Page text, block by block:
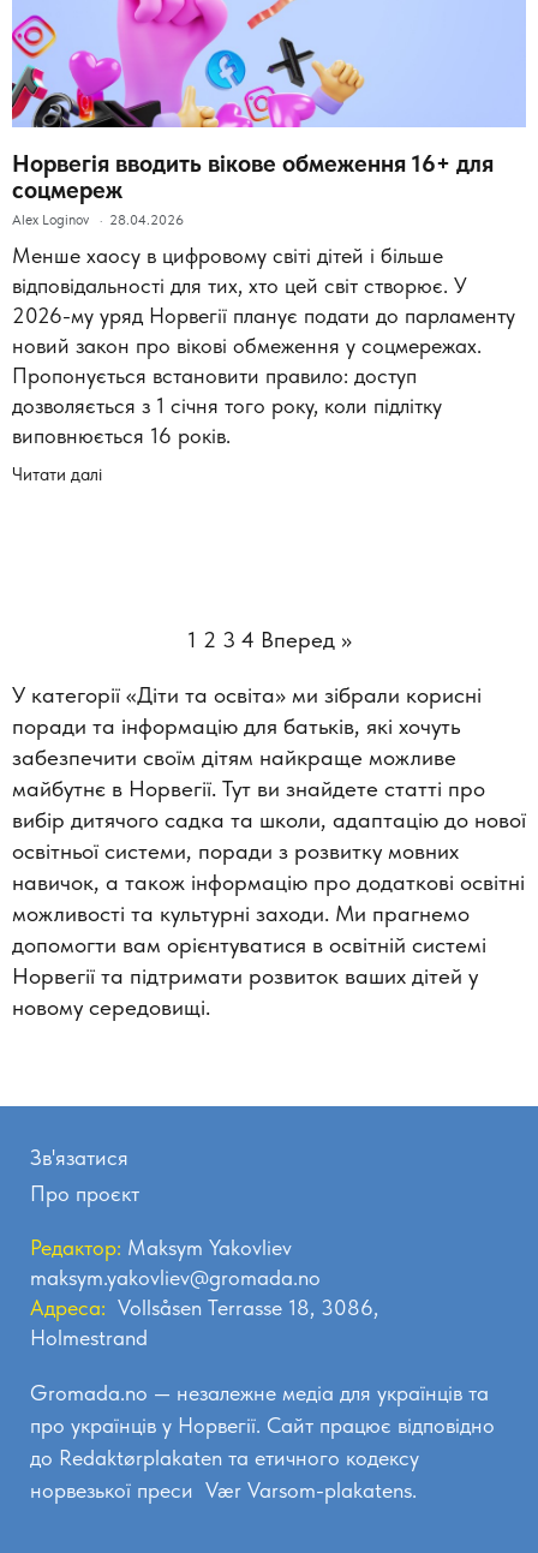
Норвегія вводить вікове обмеження 16+ для
соцмереж
Alex Loginov 28.04.2026
Менше хаосу в цифровому світі дітей і більше
відповідальності для тих, хто цей світ створює. У
2026-му уряд Норвегії планує подати до парламенту
новий закон про вікові обмеження у соцмережах.
Пропонується встановити правило: доступ
дозволяється з 1 січня того року, коли підлітку
виповнюється 16 років.
Читати далі
1 2 3 4 Вперед »
У категорії «Діти та освіта» ми зібрали корисні
поради та інформацію для батьків, які хочуть
забезпечити своїм дітям найкраще можливе
майбутнє в Норвегії. Тут ви знайдете статті про
вибір дитячого садка та школи, адаптацію до нової
освітньої системи, поради з розвитку мовних
навичок, а також інформацію про додаткові освітні
можливості та культурні заходи. Ми прагнемо
допомогти вам орієнтуватися в освітній системі
Норвегії та підтримати розвиток ваших дітей у
новому середовищі.
Зв'язатися
Про проєкт
Редактор: Maksym Yakovliev
maksym.yakovliev@gromada.no
Адреса: Vollsåsen Terrasse 18, 3086,
Holmestrand
Gromada.no — незалежне медіа для українців та
про українців у Норвегії. Сайт працює відповідно
до Redaktørplakaten та етичного кодексу
норвезької преси Vær Varsom-plakatens.